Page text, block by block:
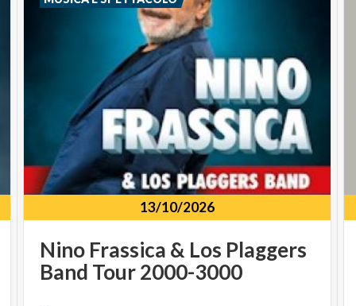
13/10/2026
Nino Frassica & Los Plaggers
Band Tour2000-3000